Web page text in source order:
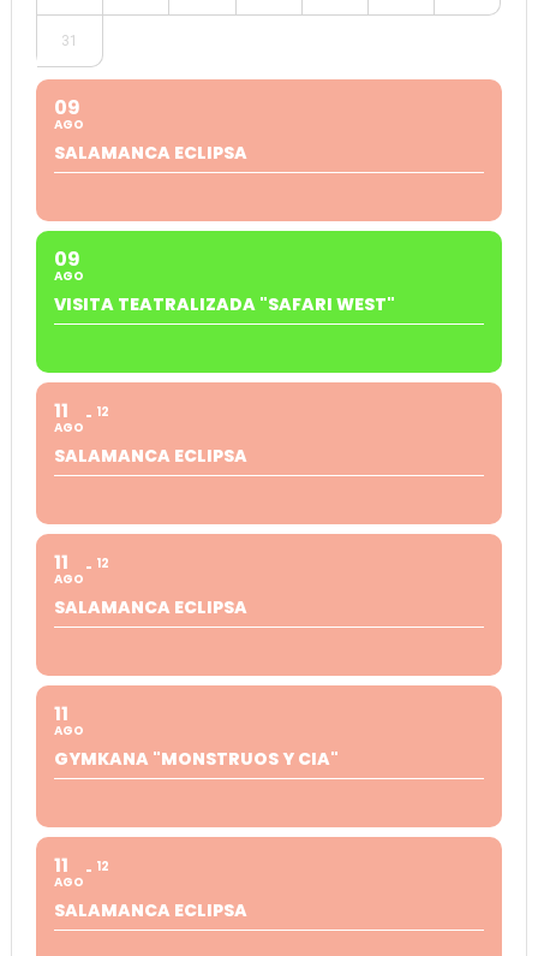
31
09
AGO
SALAMANCA ECLIPSA
09
AGO
VISITA TEATRALIZADA "SAFARI WEST"
11
AGO
12
SALAMANCA ECLIPSA
11
AGO
12
SALAMANCA ECLIPSA
11
AGO
GYMKANA "MONSTRUOS Y CIA"
11
AGO
12
SALAMANCA ECLIPSA